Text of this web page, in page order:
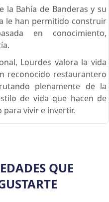
la Bahía de Banderas y su
le han permitido construir
en conocimiento,
Lourdes valora la vida
reconocido restaurantero
plenamente de la
de vida que hacen de
vivir e invertir.
QUE